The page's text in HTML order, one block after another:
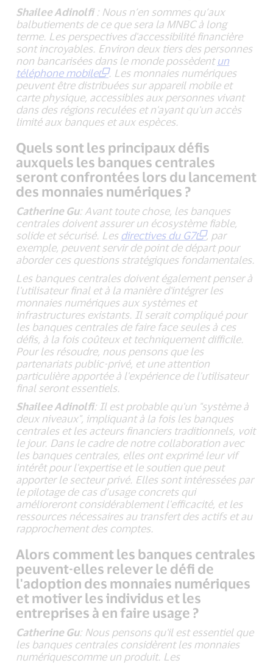
Shailee Adinolfi: Nous n’en sommes qu’aux
balbutiements de ce que sera la MNBC à long
terme. Les perspectives d'accessibilité financière
sont incroyables. Environ deux tiers des personnes
non bancarisées dans le monde possèdent un
téléphone mobile
. Les monnaies numériques
peuvent être distribuées sur appareil mobile et
carte physique, accessibles aux personnes vivant
dans des régions reculées et n'ayant qu'un accès
limité aux banques et aux espèces.
Quels sont les principaux défis
auxquels les banques centrales
seront confrontées lors du lancement
des monnaies numériques ?
Catherine Gu: Avant toute chose, les banques
centrales doivent assurer un écosystème fiable,
solide et sécurisé. Les directives du G7
, par
exemple, peuvent servir de point de départ pour
aborder ces questions stratégiques fondamentales.
Les banques centrales doivent également penser à
l'utilisateur final et à la manière d'intégrer les
monnaies numériques aux systèmes et
infrastructures existants. Il serait compliqué pour
les banques centrales de faire face seules à ces
défis, à la fois coûteux et techniquement difficile.
Pour les résoudre, nous pensons que les
partenariats public-privé, et une attention
particulière apportée à l'expérience de l'utilisateur
final seront essentiels.
Shailee Adinolfi: Il est probable qu'un "système à
deux niveaux", impliquant à la fois les banques
centrales et les acteurs financiers traditionnels, voit
le jour. Dans le cadre de notre collaboration avec
les banques centrales, elles ont exprimé leur vif
intérêt pour l'expertise et le soutien que peut
apporter le secteur privé. Elles sont intéressées par
le pilotage de cas d’usage concrets qui
amélioreront considérablement l'efficacité, et les
ressources nécessaires au transfert des actifs et au
rapprochement des comptes.
Alors comment les banques centrales
peuvent-elles relever le défi de
l'adoption des monnaies numériques
et motiver les individus et les
entreprises à en faire usage ?
Catherine Gu: Nous pensons qu'il est essentiel que
les banques centrales considèrent les monnaies
numériquescomme un produit. Les